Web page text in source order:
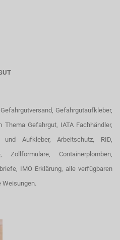
Gefahrgutaufkleber,
Gefahrgut, IATA Fachhändler,
Aufkleber, Arbeitschutz, RID,
Zollformulare, Containerplomben,
IMO Erklärung, alle verfügbaren